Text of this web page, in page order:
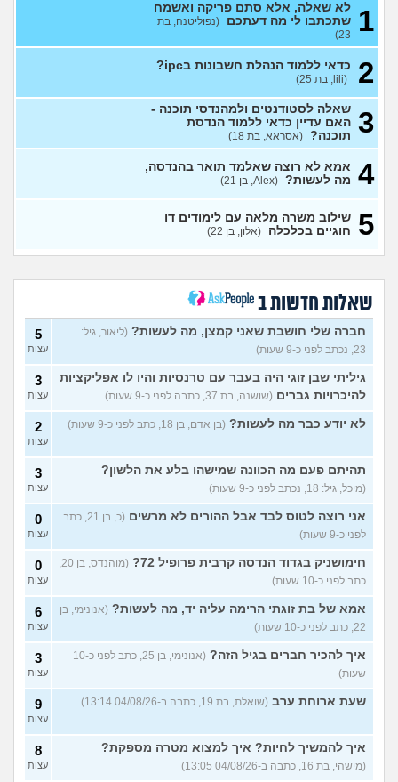
27)
לרפואה (מירי, בת 23) עצות
יש לי 11 שנות לימוד איך אני
אני מרגישה שאני לא מתקדמת
לשום מקום
(ללללל, בת 24)
לימודים בתחום מזרחנות/
קרימינולוגיה עם אבחנות
ללמוד פסיכולוגיה? (מישהו, בן
87)
(ירין, בת 19)
סיימתי תואר והבנתי שאני לא
עכשיו?
(טל, בת 29)
9
עצות
מס שאלות לסטודנטים ובוגרים
של המכללה האקדמית וינגייט
1
עצות
לימודים מסלול בוקר או ערב? 3
עצות
אילו יחידות טכנולוגיות יש?
(אנונימי, בן 17)
2
עצות
החיים בתור סטודנט לרפואה
(אנונימי, בן 20)
9
עצות
הנדסת בניין באריאל או סמי
(יותם, בן 23)
3
עצות
אני מרגישה ממש תקועה, איך
להתמודד? (מאיה, בת 23) עצות
עוד שאלות חדשות במדור
1
לא שאלה, אלא סתם פריקה ואשמח
שתכתבו לי מה דעתכם (נפוליטנה, בת
23)
2 כדאי ללמוד הנהלת חשבונות בipc?
(lili, בת 25)
3 שאלה לסטודנטים ולמהנדסי תוכנה -
האם עדיין כדאי ללמוד הנדסת
תוכנה? (אסראא, בת 18)
4 אמא לא רוצה שאלמד תואר בהנדסה,
מה לעשות? (Alex, בן 21)
5 שילוב משרה מלאה עם לימודים דו
חוגיים בכלכלה (אלון, בן 22)
שאלות חדשות ב
חברה שלי חושבת שאני קמצן, מה לעשות? (ליאור, גיל:
23, נכתב לפני כ-9 שעות)
5
עצות
גיליתי שבן זוגי היה בעבר עם טרנסיות והיו לו אפליקציות
להיכרויות גברים (שושנה, בת 37, כתבה לפני כ-9 שעות)
3
עצות
לא יודע כבר מה לעשות? (בן אדם, בן 18, כתב לפני כ-9 שעות) 2
עצות
תהיתם פעם מה הכוונה שמישהו בלע את הלשון?
(מיכל, גיל: 18, נכתב לפני כ-9 שעות)
3
עצות
אני רוצה לטוס לבד אבל ההורים לא מרשים
(כ, בן 21, כתב
לפני כ-9 שעות)
0
עצות
חימושניק בגדוד הנדסה קרבית פרופיל 72?
(מוהנדס, בן 20,
כתב לפני כ-10 שעות)
0
עצות
אמא של בת זוגתי הרימה עליה יד, מה לעשות? (אנונימי, בן
22, כתב לפני כ-10 שעות)
6
עצות
איך להכיר חברים בגיל הזה?
(אנונימי, בן 25, כתב לפני כ-10
שעות)
3
עצות
שעת ארוחת ערב (שואלת, בת 19, כתבה ב-04/08/26 13:14) 9
עצות
איך להמשיך לחיות? איך למצוא מטרה מספקת?
(מישהי, בת 16, כתבה ב-04/08/26 13:05)
8
עצות